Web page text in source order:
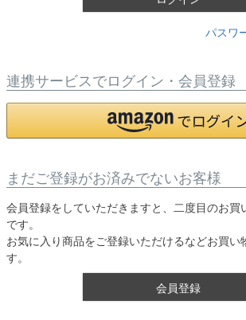
パスワ
連携サービスでログイン・会員登録
まだご登録がお済みでないお客様
会員登録をしていただきますと、二度目のお買
です。
お気に入り商品をご登録いただけるなどお買い
す。
会員登録